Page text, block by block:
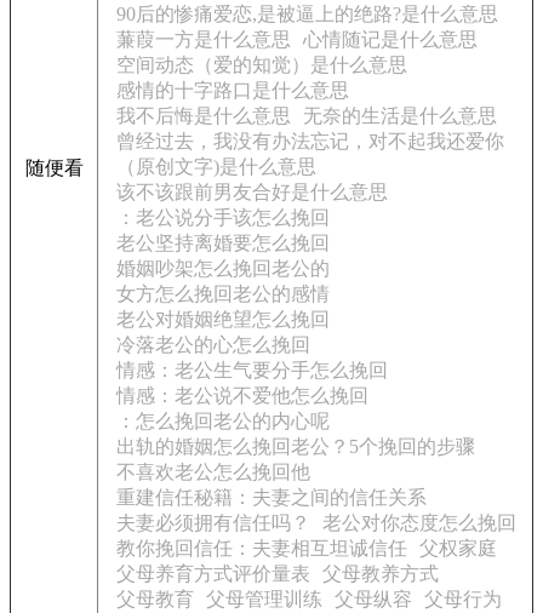
随便看
90后的惨痛爱恋,是被逼上的绝路?是什么意思
蒹葭一方是什么意思
心情随记是什么意思
空间动态（爱的知觉）是什么意思
感情的十字路口是什么意思
我不后悔是什么意思
无奈的生活是什么意思
曾经过去，我没有办法忘记，对不起我还爱你
（原创文字)是什么意思
该不该跟前男友合好是什么意思
：老公说分手该怎么挽回
老公坚持离婚要怎么挽回
婚姻吵架怎么挽回老公的
女方怎么挽回老公的感情
老公对婚姻绝望怎么挽回
冷落老公的心怎么挽回
情感：老公生气要分手怎么挽回
情感：老公说不爱他怎么挽回
：怎么挽回老公的内心呢
出轨的婚姻怎么挽回老公？5个挽回的步骤
不喜欢老公怎么挽回他
重建信任秘籍：夫妻之间的信任关系
夫妻必须拥有信任吗？
老公对你态度怎么挽回
教你挽回信任：夫妻相互坦诚信任 父权家庭
父母养育方式评价量表
父母教养方式
父母教育 父母管理训练 父母纵容
父母行为